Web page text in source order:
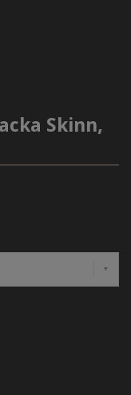
Skinn,